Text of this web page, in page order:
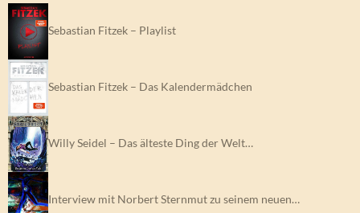
Sebastian Fitzek – Playlist
Sebastian Fitzek – Das Kalendermädchen
Willy Seidel – Das älteste Ding der Welt…
Interview mit Norbert Sternmut zu seinem neuen…